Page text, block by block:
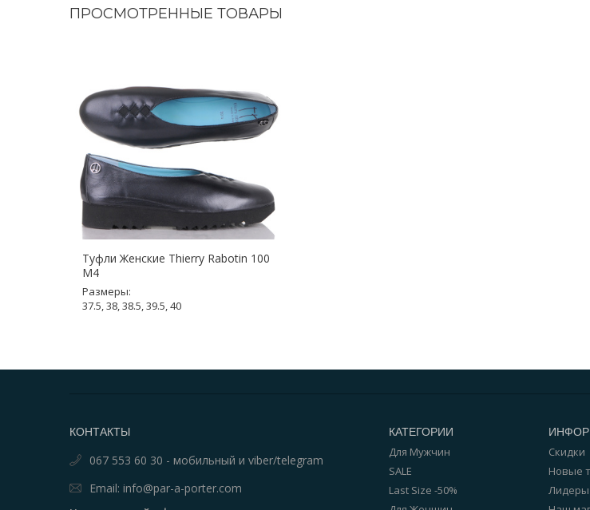
ПРОСМОТРЕННЫЕ ТОВАРЫ
Туфли Женские Thierry Rabotin 100
M4
Размеры:
37.5, 38, 38.5, 39.5, 40
КОНТАКТЫ
067 553 60 30 - мобильный и viber/telegram
Email: info@par-a-porter.com
КАТЕГОРИИ
Для Мужчин
SALE
Last Size -50%
Скидки
Новые